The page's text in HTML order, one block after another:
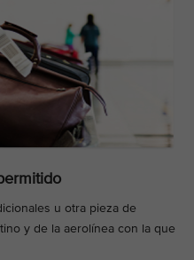
u otra pieza de
y de la aerolínea con la que